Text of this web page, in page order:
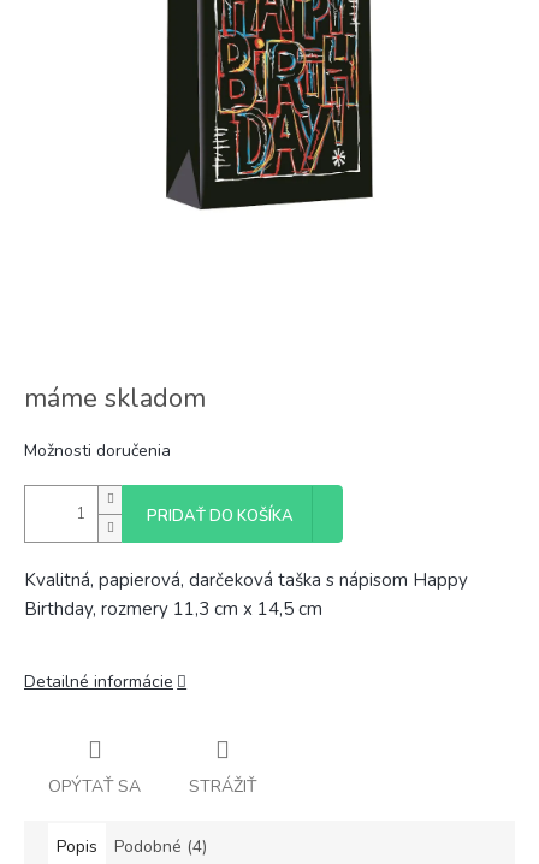
máme skladom
Možnosti doručenia
PRIDAŤ DO KOŠÍKA
Kvalitná, papierová, darčeková taška s nápisom Happy
Birthday, rozmery 11,3 cm x 14,5 cm
Detailné informácie
OPÝTAŤ SA STRÁŽIŤ
Popis Podobné (4)